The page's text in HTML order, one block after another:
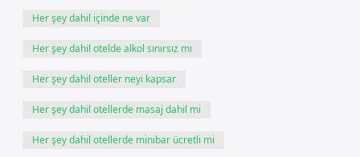
Her şey dahil içinde ne var
Her şey dahil otelde alkol sınırsız mı
Her şey dahil oteller neyi kapsar
Her şey dahil otellerde masaj dahil mi
Her şey dahil otellerde minibar ücretli mi